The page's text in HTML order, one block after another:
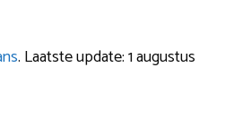
. Laatste update: 1 augustus